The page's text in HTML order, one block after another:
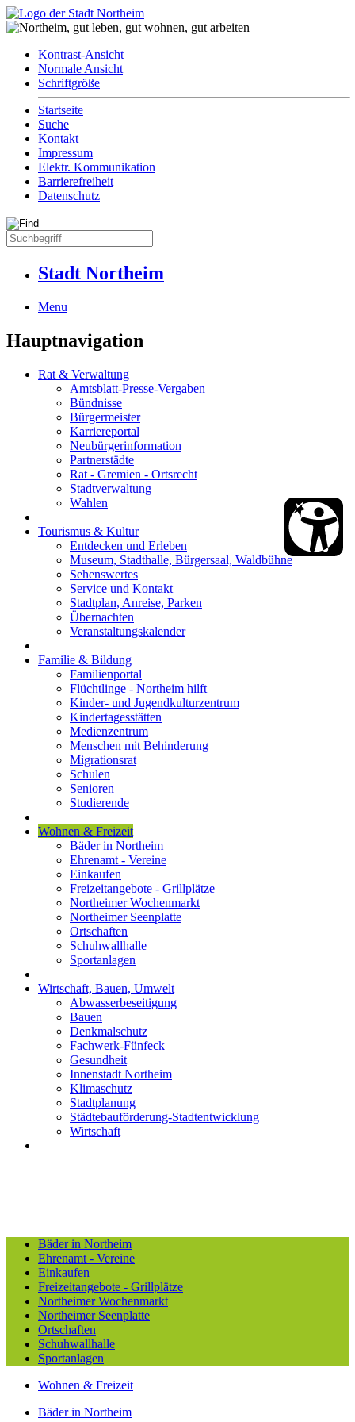
Kontrast-Ansicht
Normale Ansicht
Schriftgröße
Startseite
Suche
Kontakt
Impressum
Elektr. Kommunikation
Barrierefreiheit
Datenschutz
Stadt Northeim
Menu
Hauptnavigation
Rat & Verwaltung
Amtsblatt-Presse-Vergaben
Bündnisse
Bürgermeister
Karriereportal
Neubürgerinformation
Partnerstädte
Rat - Gremien - Ortsrecht
Stadtverwaltung
Wahlen
Tourismus & Kultur
Entdecken und Erleben
Museum, Stadthalle, Bürgersaal, Waldbühne
Sehenswertes
Service und Kontakt
Stadtplan, Anreise, Parken
Übernachten
Veranstaltungskalender
Familie & Bildung
Familienportal
Flüchtlinge - Northeim hilft
Kinder- und Jugendkulturzentrum
Kindertagesstätten
Medienzentrum
Menschen mit Behinderung
Migrationsrat
Schulen
Senioren
Studierende
Wohnen & Freizeit
Bäder in Northeim
Ehrenamt - Vereine
Einkaufen
Freizeitangebote - Grillplätze
Northeimer Wochenmarkt
Northeimer Seenplatte
Ortschaften
Schuhwallhalle
Sportanlagen
Wirtschaft, Bauen, Umwelt
Abwasserbeseitigung
Bauen
Denkmalschutz
Fachwerk-Fünfeck
Gesundheit
Innenstadt Northeim
Klimaschutz
Stadtplanung
Städtebauförderung-Stadtentwicklung
Wirtschaft
Bäder in Northeim
Ehrenamt - Vereine
Einkaufen
Freizeitangebote - Grillplätze
Northeimer Wochenmarkt
Northeimer Seenplatte
Ortschaften
Schuhwallhalle
Sportanlagen
Wohnen & Freizeit
Bäder in Northeim